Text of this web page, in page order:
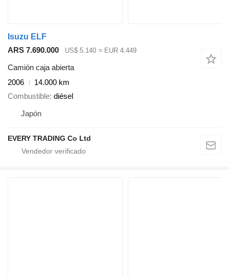
Isuzu ELF
ARS 7.690.000
US$ 5.140 ≈ EUR 4.449
Camión caja abierta
2006
14.000 km
Combustible diésel
Japón
EVERY TRADING Co Ltd